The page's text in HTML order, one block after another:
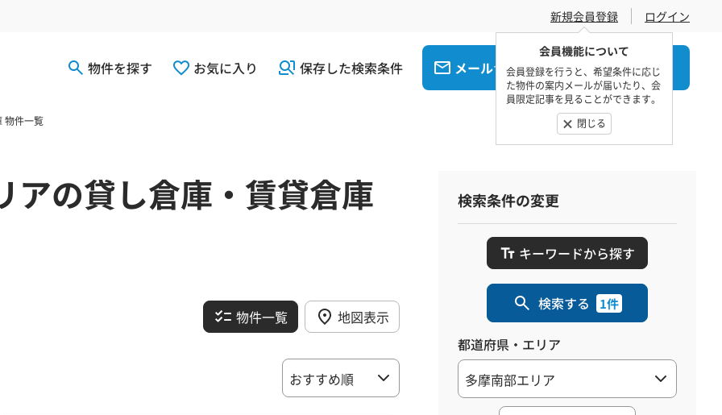
新規会員登録
会員機能について
会員登録を行うと、希望条件に応じ
た物件の案内メールが届いたり、会
員限定記事を見ることができます。
閉じる
ログイン
物件を探す お気に入り 保存した検索条件 メールでお問合せ 電話でお問合せ
物件一覧
アの貸し倉庫・賃貸倉庫
物件一覧 地図表示
検索条件の変更
キーワードから探す
検索する 1件
都道府県・エリア